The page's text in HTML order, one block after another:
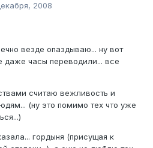
2008
везде опаздываю... ну вот
даже часы переводили... все
считаю вежливость и
(ну это помимо тех что уже
гордыня (присущая к